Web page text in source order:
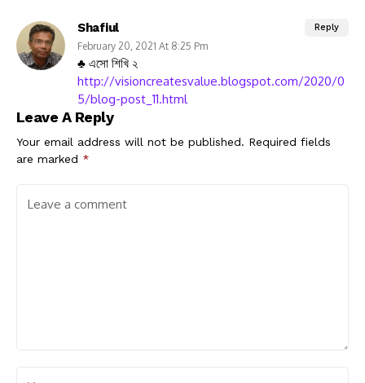
Shafiul
February 20, 2021 At 8:25 Pm
♣ এসো শিখি ২
http://visioncreatesvalue.blogspot.com/2020/0
5/blog-post_11.html
Reply
Leave A Reply
Your email address will not be published. Required fields
are marked *